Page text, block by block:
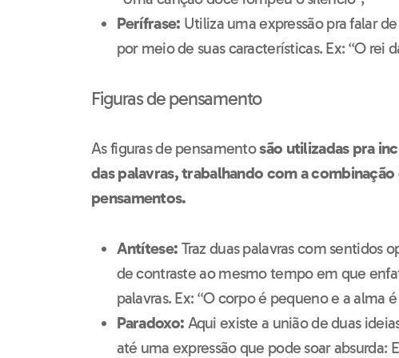
Perífrase: Utiliza uma expressão pra falar
por meio de suas características. Ex: “O rei
Figuras de pensamento
As figuras de pensamentosão utilizadas pra
das palavras, trabalhando com a combinação
pensamentos.
Antítese: Traz duas palavras com sentidos
de contraste ao mesmo tempo em que
palavras. Ex: “O corpo é pequeno e a alma
Paradoxo: Aqui existe a união de duas
até uma expressão que pode soar absurda: